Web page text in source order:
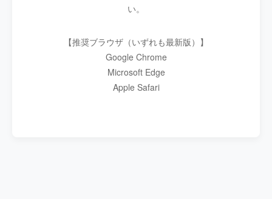
い。
【推奨ブラウザ（いずれも最新版）】
Google Chrome
Microsoft Edge
Apple Safari